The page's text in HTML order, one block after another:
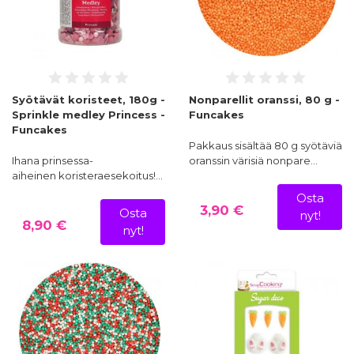
Syötävät koristeet, 180g -
Sprinkle medley Princess -
Funcakes
Ihana prinsessa-
aiheinen koristeraesekoitus!…
8,90 €
Osta
nyt!
Nonparellit oranssi, 80 g -
Funcakes
Pakkaus sisältää 80 g syötäviä
oranssin värisiä nonpare…
3,90 €
Osta
nyt!